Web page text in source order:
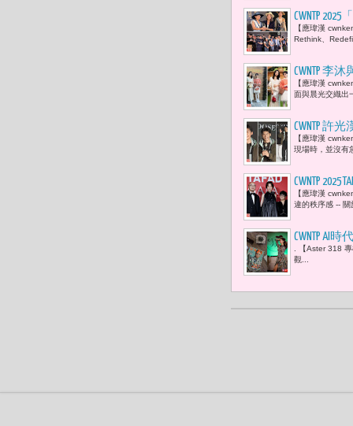
CWNTP
我再次體
【應瑋漢
Rethink、
CWNTP 李
【應瑋漢
面與晨光交織出
CWNTP 許
【應瑋漢
現場時，並沒有
CWNTP
界與跨界
【應瑋漢
違的秩序感 --
CWNTP AI
被低估的
. 【Aster 318
觀...